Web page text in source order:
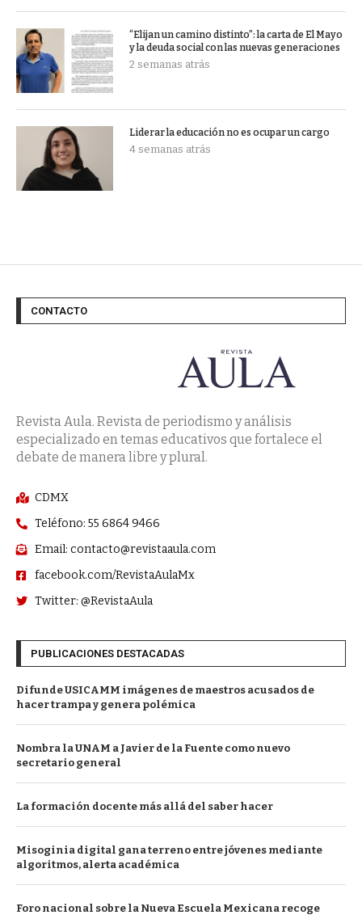
“Elijan un camino distinto”: la carta de El Mayo
y la deuda social con las nuevas generaciones
2 semanas atrás
Liderar la educación no es ocupar un cargo
4 semanas atrás
CONTACTO
Revista Aula. Revista de periodismo y análisis
especializado en temas educativos que fortalece el
debate de manera libre y plural.
CDMX
Teléfono: 55 6864 9466
Email: contacto@revistaaula.com
facebook.com/RevistaAulaMx
Twitter: @RevistaAula
PUBLICACIONES DESTACADAS
Difunde USICAMM imágenes de maestros acusados de
hacer trampa y genera polémica
Nombra la UNAM a Javier de la Fuente como nuevo
secretario general
La formación docente más allá del saber hacer
Misoginia digital gana terreno entre jóvenes mediante
algoritmos, alerta académica
Foro nacional sobre la Nueva Escuela Mexicana recoge